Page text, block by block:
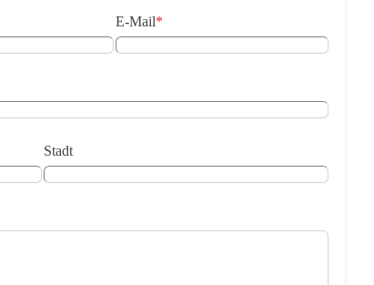
E-Mail*
Stadt